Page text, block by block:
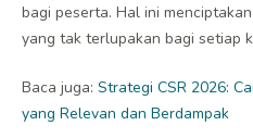
bagi peserta. Hal ini
yang tak terlupakan bagi setiap
Baca juga: Strategi CSR 2026:
yang Relevan dan Berdampak